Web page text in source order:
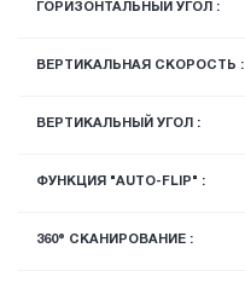
ГОРИЗОНТАЛЬНЫЙ УГОЛ :
ВЕРТИКАЛЬНАЯ СКОРОСТЬ :
ВЕРТИКАЛЬНЫЙ УГОЛ :
ФУНКЦИЯ "AUTO-FLIP" :
360° СКАНИРОВАНИЕ :